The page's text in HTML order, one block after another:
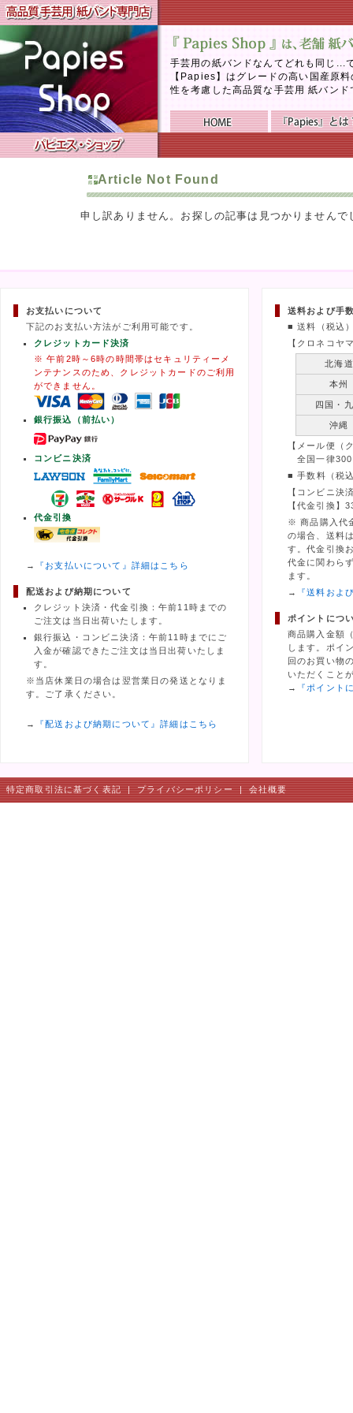
手芸用の紙バンドなんてどれも同じ...
【Papies】はグレードの高い国産原
性を考慮した高品質な手芸用 紙バン
Article Not Found
申し訳ありません。お探しの記事は見つかりませんで
特定商取引法に基づく表記 | プライバシーポリシー | 会社概要
お支払いについて
下記のお支払い方法がご利用可能です。
クレジットカード決済
※ 午前2時～6時の時間帯はセキュリティーメ
ンテナンスのため、クレジットカードのご利用
ができません。
銀行振込（前払い）
コンビニ決済
代金引換
→ 『お支払いについて』詳細はこちら
配送および納期について
クレジット決済・代金引換：午前11時までの
ご注文は当日出荷いたします。
銀行振込・コンビニ決済：午前11時までにご
入金が確認できたご注文は当日出荷いたしま
す。
※当店休業日の場合は翌営業日の発送となりま
す。ご了承ください。
→ 『配送および納期について』詳細はこちら
送料および手
■ 送料（税込
【クロネコヤ
北海道
本州
四国・
沖縄
【メール便（
全国一律300
■ 手数料（税
【コンビニ決
【代金引換】
※ 商品購入代
の場合、送料
す。代金引換
代金に関わら
ます。
→
『送料およ
ポイントにつ
商品購入金額
します。ポイ
回のお買い物
いただくこと
→
『ポイント